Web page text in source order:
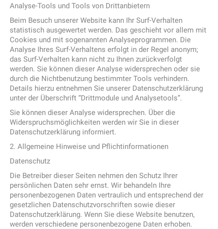
Analyse-Tools und Tools von Drittanbietern
Beim Besuch unserer Website kann Ihr Surf-Verhalten
statistisch ausgewertet werden. Das geschieht vor allem mit
Cookies und mit sogenannten Analyseprogrammen. Die
Analyse Ihres Surf-Verhaltens erfolgt in der Regel anonym;
das Surf-Verhalten kann nicht zu Ihnen zurückverfolgt
werden. Sie können dieser Analyse widersprechen oder sie
durch die Nichtbenutzung bestimmter Tools verhindern.
Details hierzu entnehmen Sie unserer Datenschutzerklärung
unter der Überschrift “Drittmodule und Analysetools”.
Sie können dieser Analyse widersprechen. Über die
Widerspruchsmöglichkeiten werden wir Sie in dieser
Datenschutzerklärung informiert.
2. Allgemeine Hinweise und Pflichtinformationen
Datenschutz
Die Betreiber dieser Seiten nehmen den Schutz Ihrer
persönlichen Daten sehr ernst. Wir behandeln Ihre
personenbezogenen Daten vertraulich und entsprechend der
gesetzlichen Datenschutzvorschriften sowie dieser
Datenschutzerklärung. Wenn Sie diese Website benutzen,
werden verschiedene personenbezogene Daten erhoben.